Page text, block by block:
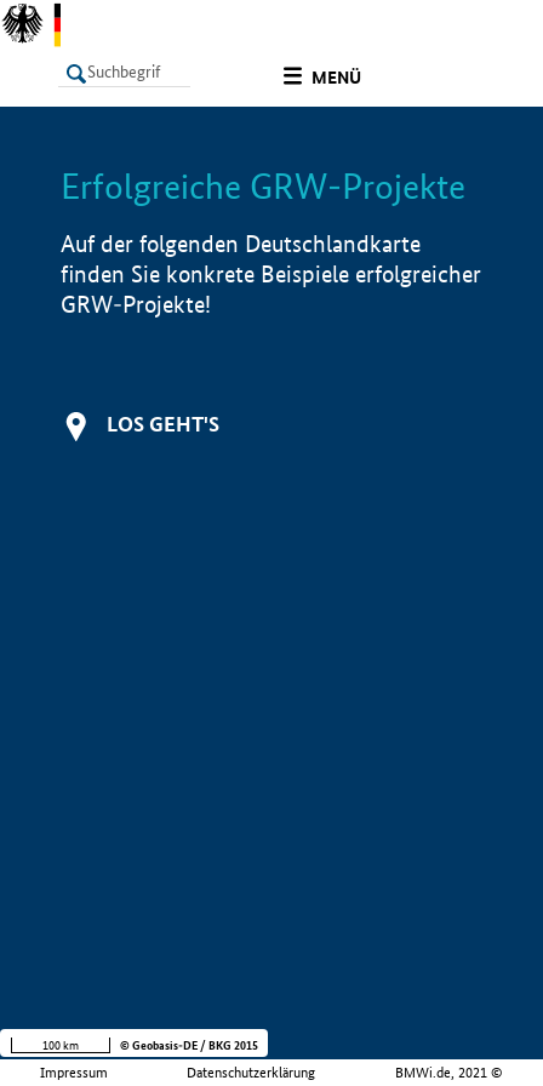
MENÜ
LISTE Info
Erfolgreiche GRW-Projekte
Auf der folgenden Deutschlandkarte
finden Sie konkrete Beispiele erfolgreicher
GRW-Projekte!
LOS GEHT'S
Impressum Datenschutzerklärung BMWi.de, 2021 ©
100 km © Geobasis-DE / BKG 2015